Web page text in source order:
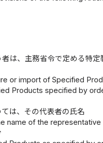
は、主務省令で定める特
or import of Specified
Products specified by
は、その代表者の氏名
name of the